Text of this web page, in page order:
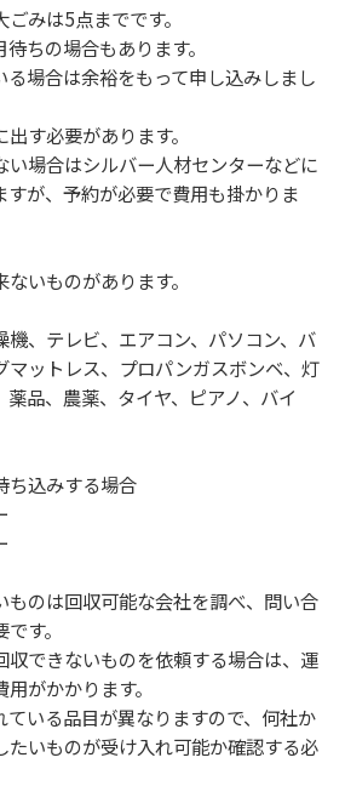
みは5点までです。
ちの場合もあります。
る場合は余裕をもって申し込みしまし
す必要があります。
い場合はシルバー人材センターなどに
すが、予約が必要で費用も掛かりま
いものがあります。
機、テレビ、エアコン、パソコン、バ
マットレス、プロパンガスボンベ、灯
品、農薬、タイヤ、ピアノ、バイ
ち込みする場合
ものは回収可能な会社を調べ、問い合
す。
収できないものを依頼する場合は、運
がかかります。
ている品目が異なりますので、何社か
たいものが受け入れ可能か確認する必